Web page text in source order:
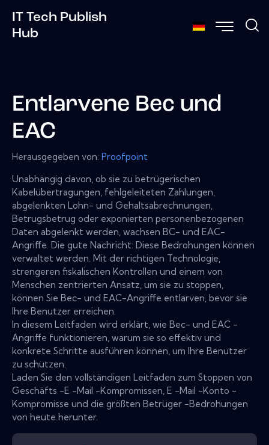
IT Tech Publish
Hub
Entlarvene Bec und
EAC
Herausgegeben von: Proofpoint
Unabhängig davon, ob sie zu betrügerischen
Kabelübertragungen, fehlgeleiteten Zahlungen,
abgelenkten Lohn- und Gehaltsabrechnungen,
Betrugsbetrug oder exponierten personenbezogenen
Daten abgelenkt werden, wachsen BC- und EAC-
Angriffe. Die gute Nachricht: Diese Bedrohungen können
verwaltet werden. Mit der richtigen Technologie,
strengeren fiskalischen Kontrollen und einem von
Menschen zentrierten Ansatz, um sie zu stoppen,
können Sie Bec- und EAC-Angriffe entlarven, bevor sie
Ihre Benutzer erreichen.
In diesem Leitfaden wird erklärt, wie Bec- und EAC -
Angriffe funktionieren, warum sie so effektiv und
konkrete Schritte ausführen können, um Ihre Benutzer
zu schützen.
Laden Sie den vollständigen Leitfaden zum Stoppen von
Geschäfts -E -Mail -Kompromissen, E -Mail -Konto -
Kompromisse und die größten Betrüger -Bedrohungen
von heute herunter.